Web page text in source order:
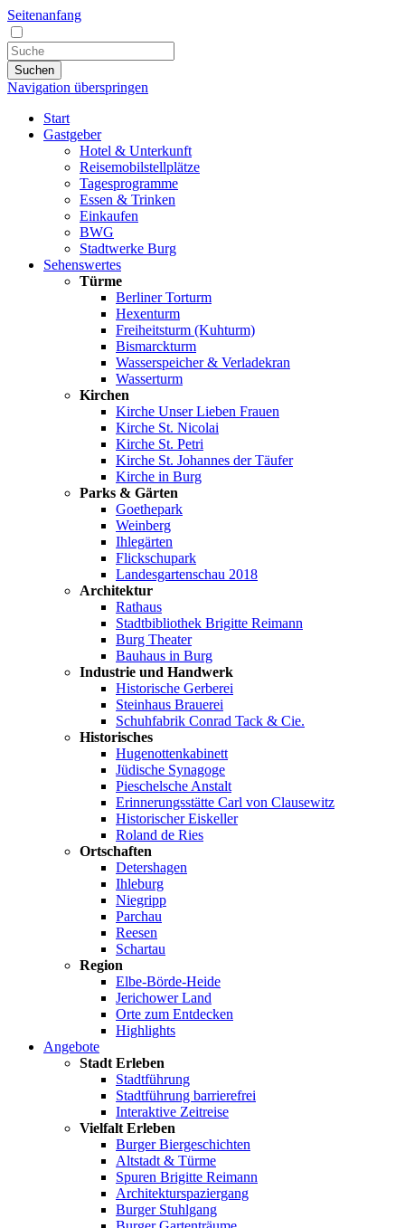
Seitenanfang
Suchen
Navigation überspringen
Start
Gastgeber
Hotel & Unterkunft
Reisemobilstellplätze
Tagesprogramme
Essen & Trinken
Einkaufen
BWG
Stadtwerke Burg
Sehenswertes
Türme
Berliner Torturm
Hexenturm
Freiheitsturm (Kuhturm)
Bismarckturm
Wasserspeicher & Verladekran
Wasserturm
Kirchen
Kirche Unser Lieben Frauen
Kirche St. Nicolai
Kirche St. Petri
Kirche St. Johannes der Täufer
Kirche in Burg
Parks & Gärten
Goethepark
Weinberg
Ihlegärten
Flickschupark
Landesgartenschau 2018
Architektur
Rathaus
Stadtbibliothek Brigitte Reimann
Burg Theater
Bauhaus in Burg
Industrie und Handwerk
Historische Gerberei
Steinhaus Brauerei
Schuhfabrik Conrad Tack & Cie.
Historisches
Hugenottenkabinett
Jüdische Synagoge
Pieschelsche Anstalt
Erinnerungsstätte Carl von Clausewitz
Historischer Eiskeller
Roland de Ries
Ortschaften
Detershagen
Ihleburg
Niegripp
Parchau
Reesen
Schartau
Region
Elbe-Börde-Heide
Jerichower Land
Orte zum Entdecken
Highlights
Angebote
Stadt Erleben
Stadtführung
Stadtführung barrierefrei
Interaktive Zeitreise
Vielfalt Erleben
Burger Biergeschichten
Altstadt & Türme
Spuren Brigitte Reimann
Architekturspaziergang
Burger Stuhlgang